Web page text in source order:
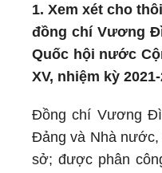
1. Xem xét cho
đồng chí Vương
Quốc hội nước
XV, nhiệm kỳ
Đồng chí Vương
Đảng và Nhà
sở; được phân